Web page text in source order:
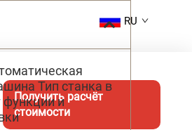
RU
Получить расчёт
стоимости
Тип станка в
функции и